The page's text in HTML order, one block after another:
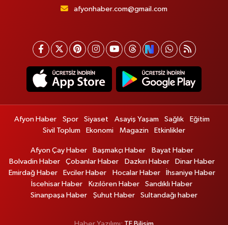
afyonhaber.com@gmail.com
Afyon Haber Spor Siyaset Asayiş Yaşam Sağlık
Eğitim
Sivil Toplum
Ekonomi Magazin Etkinlikler
Afyon Çay Haber Başmakçı Haber
Bayat Haber
Bolvadin Haber
Çobanlar Haber Dazkırı Haber
Dinar Haber
Emirdağ Haber
Evciler Haber Hocalar Haber
İhsaniye Haber
İscehisar Haber
Kızılören Haber
Sandıklı Haber
Sinanpaşa Haber
Şuhut Haber Sultandağı haber